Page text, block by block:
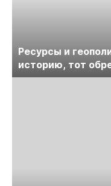
Ресурсы и
историю, тот